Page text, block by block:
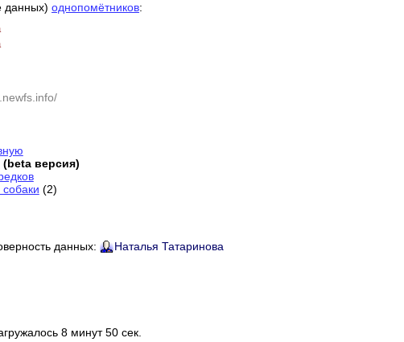
данных) однопомётников:
(beta версия)
(2)
данных: Наталья Татаринова
8 минут 50 сек.